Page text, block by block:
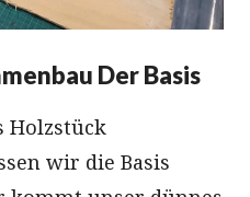
Der Basis
Holzstück
wir die Basis